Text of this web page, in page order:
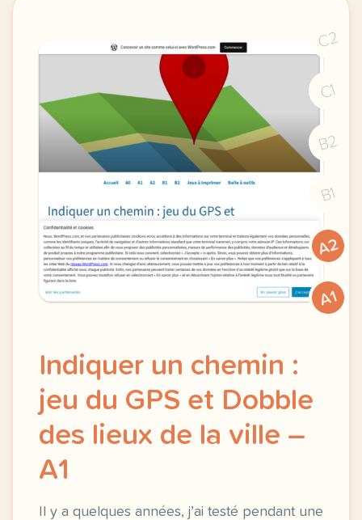
C2
C1
B2
B1
A2
A1
Indiquer un chemin :
jeu du GPS et Dobble
des lieux de la ville –
A1
Il y a quelques années, j’ai testé pendant une